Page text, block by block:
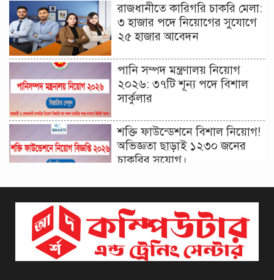
রাজধানীতে কারিগরি চাকরি মেলা:
৩ হাজার পদে নিয়োগের সুযোগে
২৫ হাজার আবেদন
পানি সম্পদ মন্ত্রণালয় নিয়োগ
২০২৬: ৩৭টি শূন্য পদে বিশাল
সার্কুলার
শক্তি ফাউন্ডেশনে বিশাল নিয়োগ!
অভিজ্ঞতা ছাড়াই ১২৩০ জনের
চাকরির সুযোগ।
বিজ্ঞপ্তি ২০২৬ | Taxes Zone
Dinajpur Job Circular 2026
বেসরকারি সংস্থা সেতু (SETU)